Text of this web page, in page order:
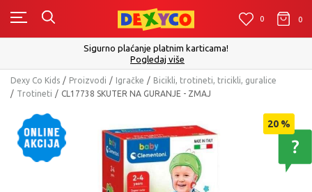
0 0
Sigurno plaćanje platnim karticama!
Pogledaj više
Dexy Co Kids Proizvodi Igračke
Bicikli, trotineti, tricikli, guralice
Trotineti
CL17738 SKUTER NA GURANJE - ZMAJ
20 %